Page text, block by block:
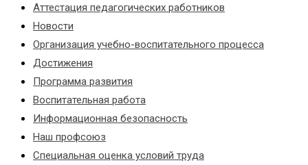
Аттестация педагогических работников
Новости
Организация учебно-воспитательного процесса
Достижения
Программа развития
Воспитательная работа
Информационная безопасность
Наш профсоюз
Специальная оценка условий труда